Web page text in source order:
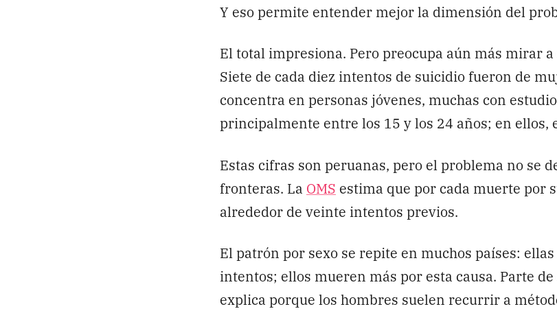
Y eso permite entender mejor la dimensión del
El total impresiona. Pero preocupa aún más mirar
Siete de cada diez intentos de suicidio fueron de
concentra en personas jóvenes, muchas con
principalmente entre los 15 y los 24 años; en ellos,
Estas cifras son peruanas, pero el problema no se
fronteras. La OMS estima que por cada muerte por
alrededor de veinte intentos previos.
El patrón por sexo se repite en muchos países:
intentos; ellos mueren más por esta causa. Parte
explica porque los hombres suelen recurrir a